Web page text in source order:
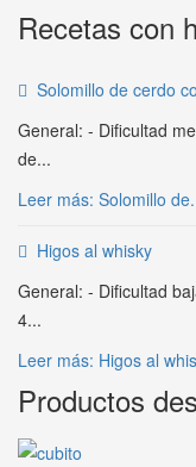
Recetas con
Solomillo de cerdo
General: - Dificultad
de...
Leer más: Solomillo
Higos al whisky
General: - Dificultad
4...
Leer más: Higos al
Productos